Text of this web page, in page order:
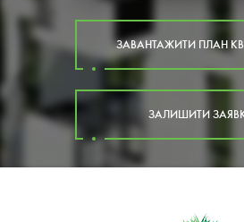
ЗАВАНТАЖИТИ ПЛАН
ЗАЛИШИТИ